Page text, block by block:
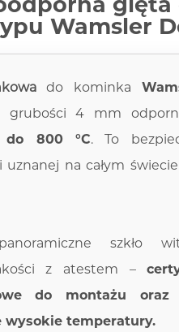
Wamsler
do kominka
grubości 4 mm
do 800 °C. To
uznanej na całym
szkło
z atestem –
do montażu oraz
wysokie temperatury.